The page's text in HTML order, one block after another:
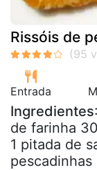
Rissóis de
Entrada
Ingredientes
de farinha
1 pitada de
pescadinhas